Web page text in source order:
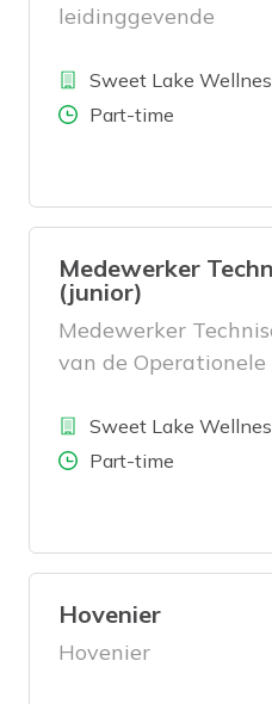
leidinggevende
BedrijfSweet Lake
Aantal uren
Part-time
Medewerker
(junior)
Medewerker
van de
BedrijfSweet Lake
Aantal uren
Part-time
Hovenier
Hovenier